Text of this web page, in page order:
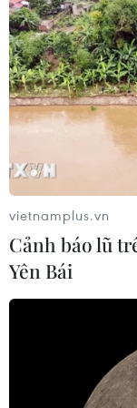
Thứ trưởng Bộ
phải để xóa bỏ
sinh
05/08/2026 09:19
Bắc Ninh: Tinh
cơ sở giáo dục
Việc tổ chức thi
05/08/2026 04:39
vietnamplus.vn
Cảnh báo lũ
Yên Bái